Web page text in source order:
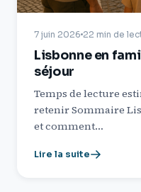
7 juin 2026 22 min de
Lisbonne en
séjour
Temps de lecture
retenir Sommaire
et comment…
Lire la suite